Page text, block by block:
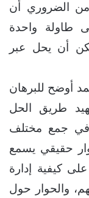
من الضروري أن
طاولة واحدة
أن يحل عبر
أوضح للبرهان
طريق الحل
في جمع مختلف
حقيقي يسمع
كيفية إدارة
والحوار حول